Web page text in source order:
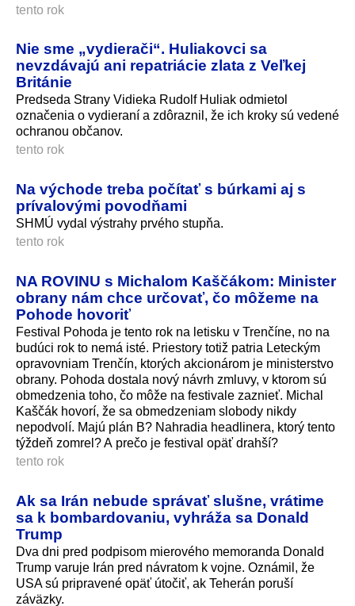
tento rok
Nie sme „vydierači“. Huliakovci sa
nevzdávajú ani repatriácie zlata z Veľkej
Británie
Predseda Strany Vidieka Rudolf Huliak odmietol
označenia o vydieraní a zdôraznil, že ich kroky sú vedené
ochranou občanov.
tento rok
Na východe treba počítať s búrkami aj s
prívalovými povodňami
SHMÚ vydal výstrahy prvého stupňa.
tento rok
NA ROVINU s Michalom Kaščákom: Minister
obrany nám chce určovať, čo môžeme na
Pohode hovoriť
Festival Pohoda je tento rok na letisku v Trenčíne, no na
budúci rok to nemá isté. Priestory totiž patria Leteckým
opravovniam Trenčín, ktorých akcionárom je ministerstvo
obrany. Pohoda dostala nový návrh zmluvy, v ktorom sú
obmedzenia toho, čo môže na festivale zaznieť. Michal
Kaščák hovorí, že sa obmedzeniam slobody nikdy
nepodvolí. Majú plán B? Nahradia headlinera, ktorý tento
týždeň zomrel? A prečo je festival opäť drahší?
tento rok
Ak sa Irán nebude správať slušne, vrátime
sa k bombardovaniu, vyhráža sa Donald
Trump
Dva dni pred podpisom mierového memoranda Donald
Trump varuje Irán pred návratom k vojne. Oznámil, že
USA sú pripravené opäť útočiť, ak Teherán poruší
záväzky.